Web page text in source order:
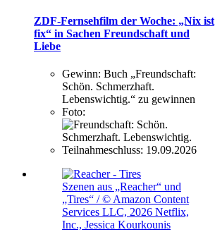
ZDF-Fernsehfilm der Woche: „Nix ist
fix“ in Sachen Freundschaft und
Liebe
Gewinn: Buch „Freundschaft:
Schön. Schmerzhaft.
Lebenswichtig.“ zu gewinnen
Foto:
Teilnahmeschluss: 19.09.2026
Szenen aus „Reacher“ und
„Tires“ / © Amazon Content
Services LLC, 2026 Netflix,
Inc., Jessica Kourkounis